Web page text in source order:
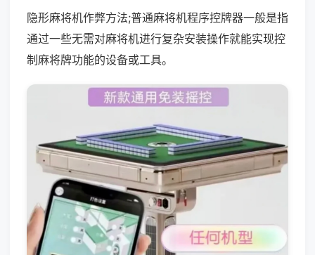
隐形麻将机作弊方法;普通麻将机程序控牌器一般是指
通过一些无需对麻将机进行复杂安装操作就能实现控
制麻将牌功能的设备或工具。